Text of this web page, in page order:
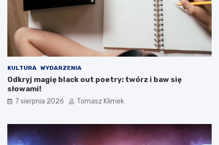
KULTURA WYDARZENIA
Odkryj magię black out poetry: twórz i baw się
słowami!
7 sierpnia 2026 Tomasz Klimek